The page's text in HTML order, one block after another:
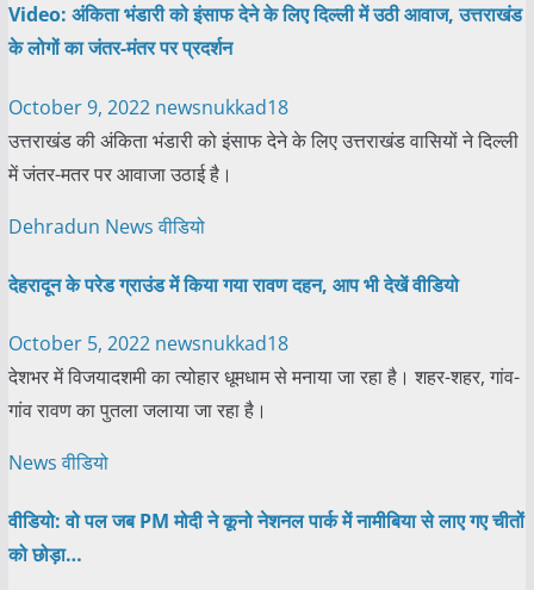
Video: अंकिता भंडारी को इंसाफ देने के लिए दिल्ली में उठी आवाज, उत्तराखंड
के लोगों का जंतर-मंतर पर प्रदर्शन
October 9, 2022 newsnukkad18
उत्तराखंड की अंकिता भंडारी को इंसाफ देने के लिए उत्तराखंड वासियों ने दिल्ली
में जंतर-मतर पर आवाजा उठाई है।
Dehradun Newsवीडियो
देहरादून के परेड ग्राउंड में किया गया रावण दहन, आप भी देखें वीडियो
October 5, 2022 newsnukkad18
देशभर में विजयादशमी का त्योहार धूमधाम से मनाया जा रहा है। शहर-शहर, गांव-
गांव रावण का पुतला जलाया जा रहा है।
Newsवीडियो
वीडियो: वो पल जब PM मोदी ने कूनो नेशनल पार्क में नामीबिया से लाए गए चीतों
को छोड़ा…